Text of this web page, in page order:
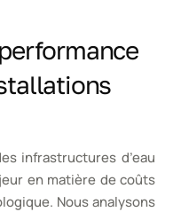
infrastructures d’eau
en matière de coûts
Nous analysons